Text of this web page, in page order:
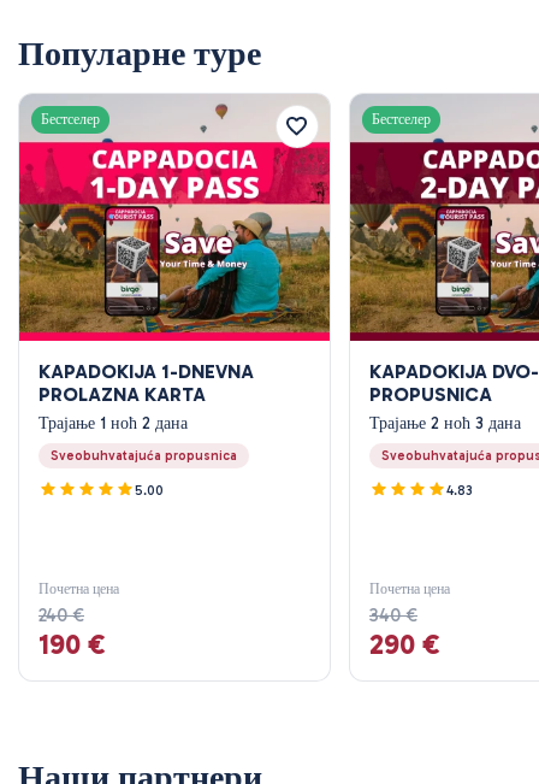
Популарне туре
Бестселер
KAPADOKIJA 1-DNEVNA
PROLAZNA KARTA
Трајање 1 ноћ 2 дана
Sveobuhvatajuća propusnica
5.00
Почетна цена
240 €
190 €
Бестселер
KAPADOKIJA
PROPUSNICA
Трајање 2 ноћ 3 дана
Sveobuhvatajuća
4.83
Почетна цена
340 €
290 €